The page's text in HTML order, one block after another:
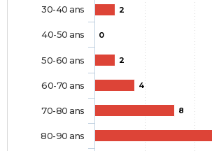
2
0
2
4
8
30-40 ans
40-50 ans
50-60 ans
60-70 ans
70-80 ans
80-90 ans